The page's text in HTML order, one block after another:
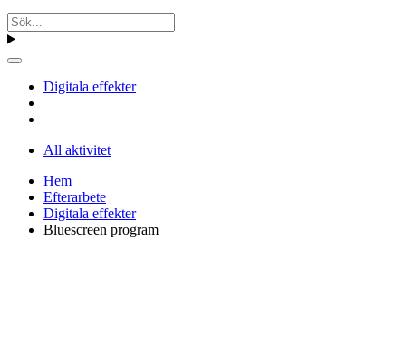
Digitala effekter
All aktivitet
Hem
Efterarbete
Digitala effekter
Bluescreen program